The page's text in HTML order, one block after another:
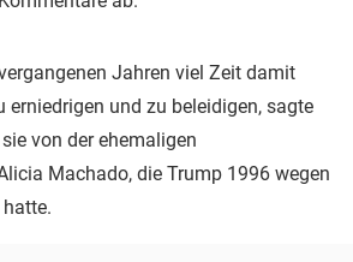
Jahren viel Zeit damit
erniedrigen und zu beleidigen, sagte
von der ehemaligen
Machado, die Trump 1996 wegen